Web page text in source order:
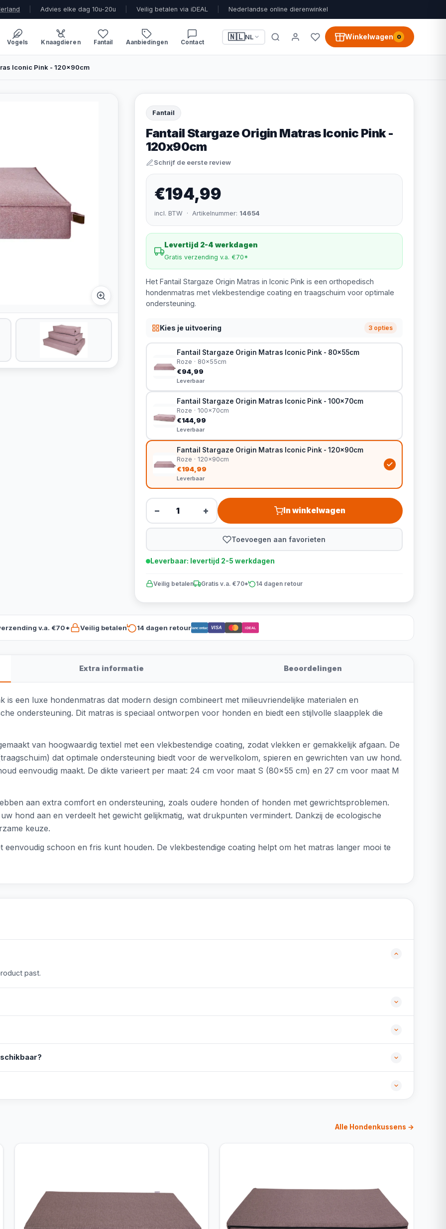
Advies elke dag 10u-20u Veilig betalen via iDEAL Nederlandse online dierenwinkel
Vogels Knaagdieren Fantail Aanbiedingen Contact
🇳🇱NL Winkelwagen 0
Iconic Pink - 120x90cm
Fantail
Fantail Stargaze Origin Matras Iconic Pink -
120x90cm
Schrijf de eerste review
€194,99
incl. BTW · Artikelnummer: 14654
Levertijd 2-4 werkdagen
Gratis verzending v.a. €70*
Het Fantail Stargaze Origin Matras in Iconic Pink is een orthopedisch
hondenmatras met vlekbestendige coating en traagschuim voor optimale
ondersteuning.
Kies je uitvoering 3 opties
Fantail Stargaze Origin Matras Iconic Pink - 80x55cm
Roze · 80x55cm
€94,99
Leverbaar
Fantail Stargaze Origin Matras Iconic Pink - 100x70cm
Roze · 100x70cm
€144,99
Leverbaar
Fantail Stargaze Origin Matras Iconic Pink - 120x90cm
Roze · 120x90cm
€194,99
Leverbaar
− + In winkelwagen
Toevoegen aan favorieten
Leverbaar: levertijd 2-5 werkdagen
Veilig betalen Gratis v.a. €70* 14 dagen retour
v.a. €70* Veilig betalen 14 dagen retourBancontact VISA iDEAL
Extra informatie Beoordelingen
is een luxe hondenmatras dat modern design combineert met milieuvriendelijke materialen en
ondersteuning. Dit matras is speciaal ontworpen voor honden en biedt een stijlvolle slaapplek die
van hoogwaardig textiel met een vlekbestendige coating, zodat vlekken er gemakkelijk afgaan. De
dat optimale ondersteuning biedt voor de wervelkolom, spieren en gewrichten van uw hond.
eenvoudig maakt. De dikte varieert per maat: 24 cm voor maat S (80x55 cm) en 27 cm voor maat M
aan extra comfort en ondersteuning, zoals oudere honden of honden met gewrichtsproblemen.
hond aan en verdeelt het gewicht gelijkmatig, wat drukpunten vermindert. Dankzij de ecologische
keuze.
schoon en fris kunt houden. De vlekbestendige coating helpt om het matras langer mooi te
past.
Alle Hondenkussens →